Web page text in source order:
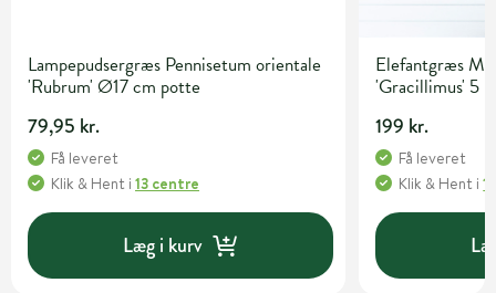
Lampepudsergræs Pennisetum orientale
'Rubrum' Ø17 cm potte
79,95 kr.
Få leveret
Klik & Hent i 13 centre
Læg i kurv
Elefantgræs
'Gracillimus' 5
199 kr.
Få leveret
Klik & Hent i